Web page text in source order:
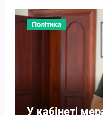
Політика
У кабінеті